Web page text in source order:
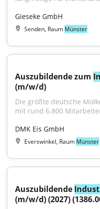
Gieseke GmbH
Senden, Raum Münster
Auszubildende zum
(m/w/d)
Die größte deutsche
mit rund 6.800
DMK Eis GmbH
Everswinkel, Raum Münster
Auszubildende
(m/w/d) (2027)